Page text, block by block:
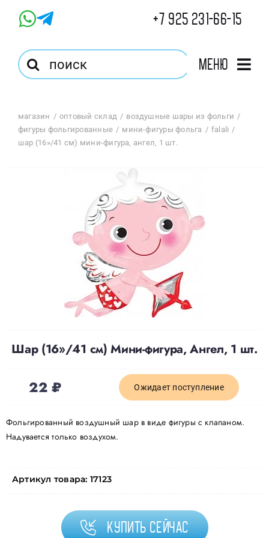
+7 925 231-66-15
Результат
поиска:
Меню
Магазин
Избранное
Доставка
Контакты
магазин оптовый склад
воздушные шары из фольги
фигуры фольгированные
мини-фигуры фольга
falali
шар (16»/41 см) мини-фигура, ангел, 1 шт.
Шар (16»/41 см) Мини-фигура, Ангел, 1 шт.
22₽ Ожидает поступление
Фольгированный воздушный шар в виде фигуры с клапаном.
Надувается только воздухом.
Артикул товара: 17123
Купить сейчас